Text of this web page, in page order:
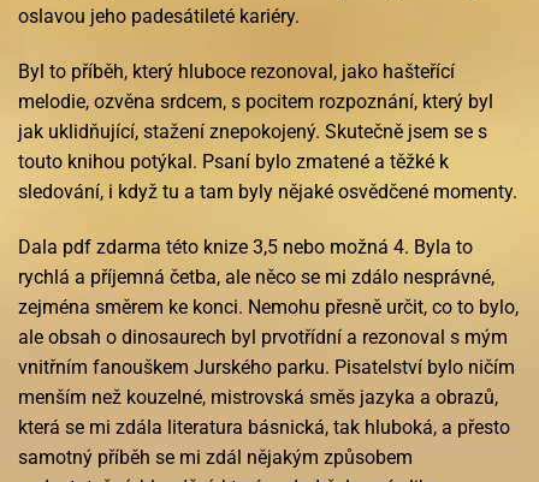
oslavou jeho padesátileté kariéry.
Byl to příběh, který hluboce rezonoval, jako hašteřící
melodie, ozvěna srdcem, s pocitem rozpoznání, který byl
jak uklidňující, stažení znepokojený. Skutečně jsem se s
touto knihou potýkal. Psaní bylo zmatené a těžké k
sledování, i když tu a tam byly nějaké osvědčené momenty.
Dala pdf zdarma této knize 3,5 nebo možná 4. Byla to
rychlá a příjemná četba, ale něco se mi zdálo nesprávné,
zejména směrem ke konci. Nemohu přesně určit, co to bylo,
ale obsah o dinosaurech byl prvotřídní a rezonoval s mým
vnitřním fanouškem Jurského parku. Pisatelství bylo ničím
menším než kouzelné, mistrovská směs jazyka a obrazů,
která se mi zdála literatura básnická, tak hluboká, a přesto
samotný příběh se mi zdál nějakým způsobem